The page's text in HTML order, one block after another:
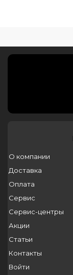
О компании
Доставка
Оплата
Сервис
Сервис-центры
Акции
Статьи
Контакты
Войти